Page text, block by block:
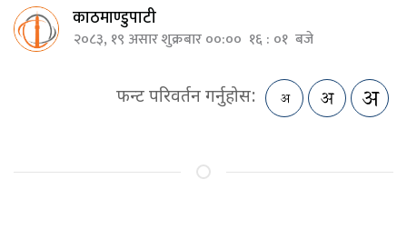
काठमाण्डुपाटी
२०८३, १९ असार शुक्रबार ००:०० १६ : ०१ बजे
फन्ट परिवर्तन गर्नुहोस: